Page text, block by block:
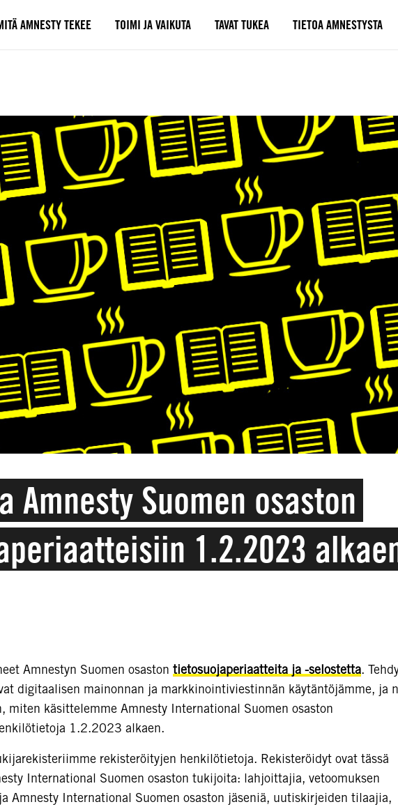
AMNESTY TEKEE TOIMI JA VAIKUTA TAVAT TUKEA TIETOA AMNESTYSTA
Amnesty Suomen osaston
1.2.2023
Amnestyn Suomen osaston tietosuojaperiaatteita ja -selostetta.
digitaalisen mainonnan ja markkinointiviestinnän käytäntöjämme, ja
miten käsittelemme Amnesty International Suomen osaston
1.2.2023 alkaen.
rekisteröityjen henkilötietoja. Rekisteröidyt ovat tässä
International Suomen osaston tukijoita: lahjoittajia, vetoomuksen
Amnesty International Suomen osaston jäseniä, uutiskirjeiden tilaajia,